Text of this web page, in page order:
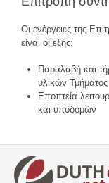
Οι ενέργειες της
είναι οι εξής:
Παραλαβή και
υλικών Τμήματος
Εποπτεία
και υποδομών